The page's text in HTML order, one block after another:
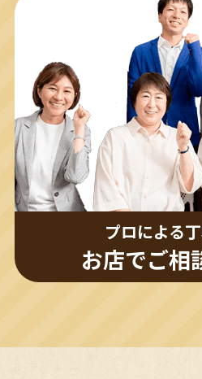
プロによる
お店でご相